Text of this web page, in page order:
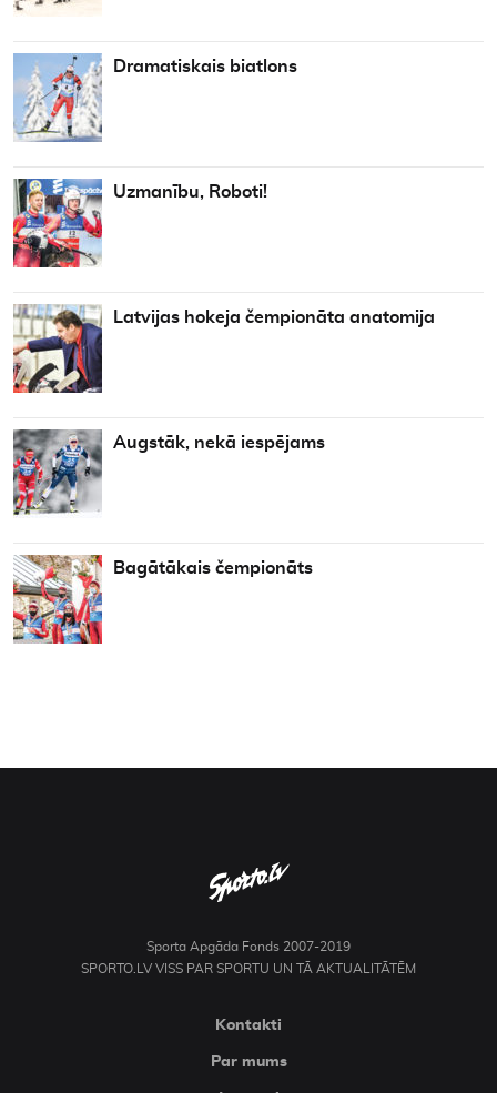
Dramatiskais biatlons
Uzmanību, Roboti!
Latvijas hokeja čempionāta anatomija
Augstāk, nekā iespējams
Bagātākais čempionāts
Sporta Apgāda Fonds 2007-2019
SPORTO.LV VISS PAR SPORTU UN TĀ AKTUALITĀTĒM
Kontakti
Par mums